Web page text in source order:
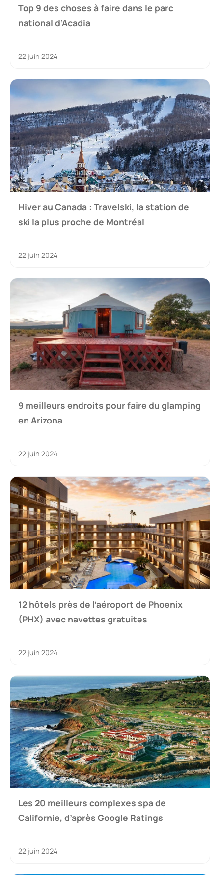
Top 9 des choses à faire dans le parc
national d’Acadia
22 juin 2024
Hiver au Canada : Travelski, la station de
ski la plus proche de Montréal
22 juin 2024
9 meilleurs endroits pour faire du glamping
en Arizona
22 juin 2024
12 hôtels près de l’aéroport de Phoenix
(PHX) avec navettes gratuites
22 juin 2024
Les 20 meilleurs complexes spa de
Californie, d’après Google Ratings
22 juin 2024